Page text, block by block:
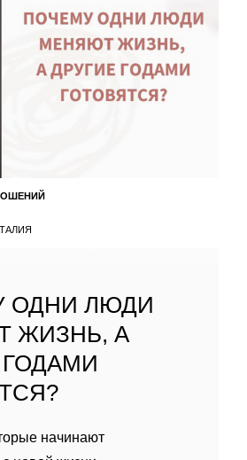
ОДНИ ЛЮДИ
ЖИЗНЬ, А
начинают